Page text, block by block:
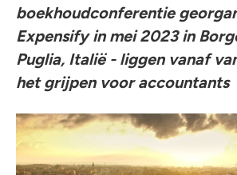
boekhoudconferentie
Expensify in mei 2023 in
Puglia, Italië - liggen vanaf
het grijpen voor accountants